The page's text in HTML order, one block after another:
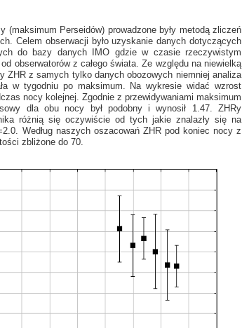
Perseidów) prowadzone były metodą zliczeń
Celem obserwacji było uzyskanie danych dotyczących
do bazy danych IMO gdzie w czasie rzeczywistym
obserwatorów z całego świata. Ze względu na niewielką
ZHR z samych tylko danych obozowych niemniej analiza
w tygodniu po maksimum. Na wykresie widać wzrost
nocy kolejnej. Zgodnie z przewidywaniami maksimum
dla obu nocy był podobny i wynosił 1.47. ZHRy
różnią się oczywiście od tych jakie znalazły się na
Według naszych oszacowań ZHR pod koniec nocy z
zbliżone do 70.